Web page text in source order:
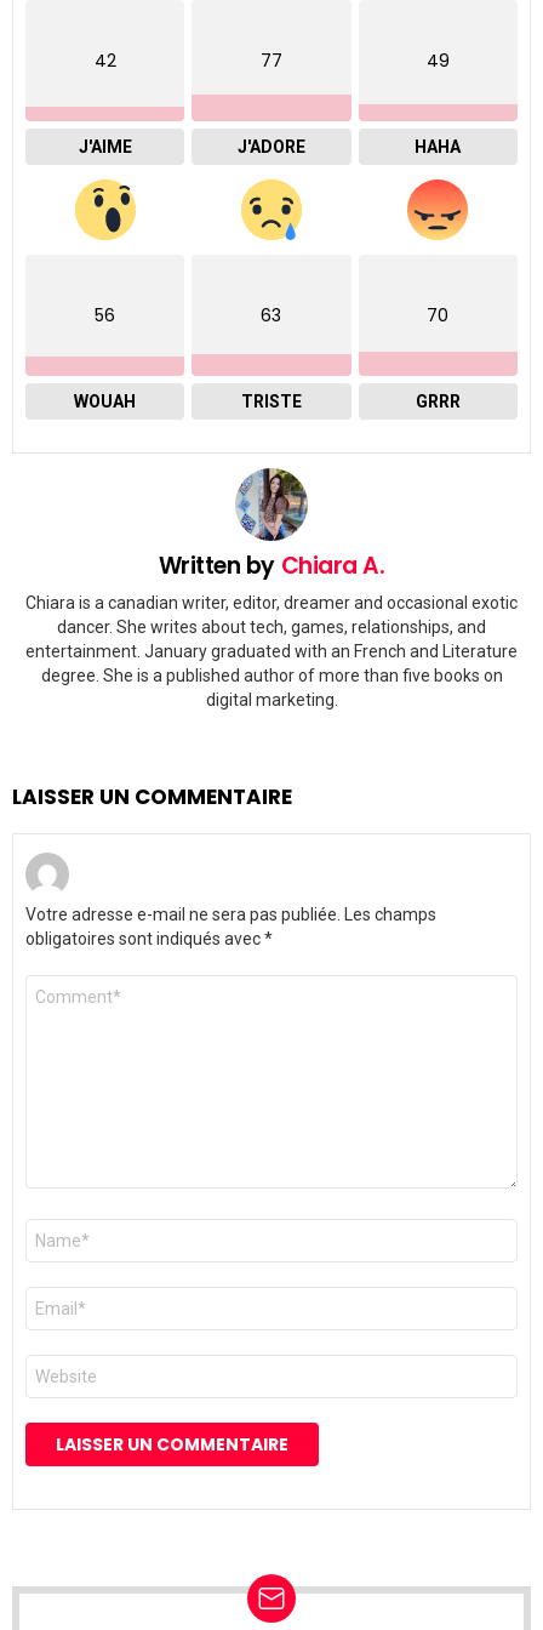
42
J'AIME
77
J'ADORE
49
HAHA
56
WOUAH
63
TRISTE
70
GRRR
Written by Chiara A.
Chiara is a canadian writer, editor, dreamer and occasional exotic
dancer. She writes about tech, games, relationships, and
entertainment. January graduated with an French and Literature
degree. She is a published author of more than five books on
digital marketing.
LAISSER UN COMMENTAIRE
Votre adresse e-mail ne sera pas publiée.
Les champs
obligatoires sont indiqués avec*
Commentaire
Nom
E-
mail
*
Site
web